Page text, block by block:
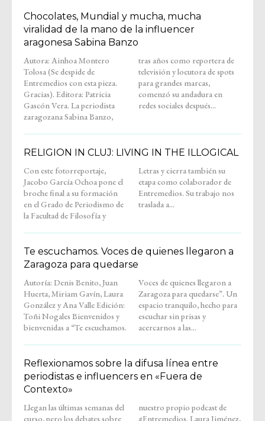
Chocolates, Mundial y mucha, mucha
viralidad de la mano de la influencer
aragonesa Sabina Banzo
Autora: Ainhoa Montero
Tolosa (Se despide de
Entremedios con esta pieza.
Gracias). Editora: Patricia
Gascón Vera. La periodista
zaragozana Sabina Banzo,
tras años como reportera de
televisión y locutora de spots
para grandes marcas,
comenzó su andadura en
redes sociales después...
RELIGION IN CLUJ: LIVING IN THE ILLOGICAL
Con este fotorreportaje,
Jacobo García Ochoa pone el
broche final a su formación
en el Grado de Periodismo de
la Facultad de Filosofía y
Letras y cierra también su
etapa como colaborador de
Entremedios. Su trabajo nos
traslada a...
Te escuchamos. Voces de quienes llegaron a
Zaragoza para quedarse
Autoría: Denis Benito, Juan
Huerta, Miriam Gavín, Laura
González y Ana Valle Edición:
Toñi Nogales Bienvenidos y
bienvenidas a “Te escuchamos.
Voces de quienes llegaron a
Zaragoza para quedarse”. Un
espacio tranquilo, hecho para
escuchar sin prisas y
acercarnos a las...
Reflexionamos sobre la difusa línea entre
periodistas e influencers en «Fuera de
Contexto»
Llegan las últimas semanas del
curso, pero los debates sobre
nuestro propio podcast de
#Entremedios. Laura Jiménez,